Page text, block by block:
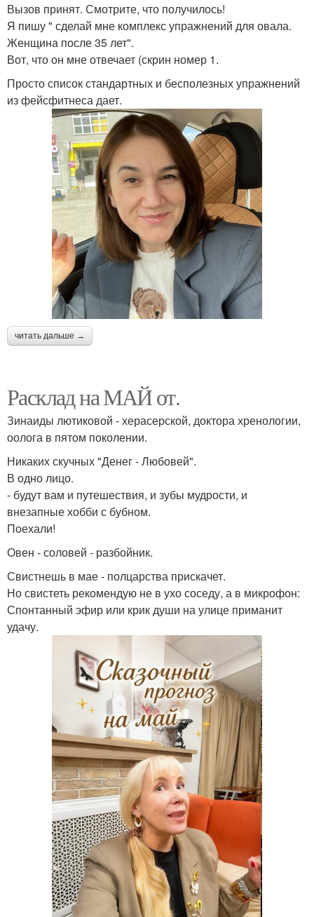
Вызов принят. Смотрите, что получилось!
Я пишу " сделай мне комплекс упражнений для овала.
Женщина после 35 лет".
Вот, что он мне отвечает (скрин номер 1.
Просто список стандартных и бесполезных упражнений
из фейсфитнеса дает.
читать дальше →
Расклад на МАЙ от.
Зинаиды лютиковой - херасерской, доктора хренологии,
оолога в пятом поколении.
Никаких скучных "Денег - Любовей".
В одно лицо.
- будут вам и путешествия, и зубы мудрости, и
внезапные хобби с бубном.
Поехали!
Овен - соловей - разбойник.
Свистнешь в мае - полцарства прискачет.
Но свистеть рекомендую не в ухо соседу, а в микрофон:
Спонтанный эфир или крик души на улице приманит
удачу.